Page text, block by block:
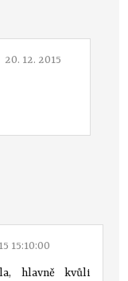
20. 12. 2015
15:10:00
hlavně kvůli